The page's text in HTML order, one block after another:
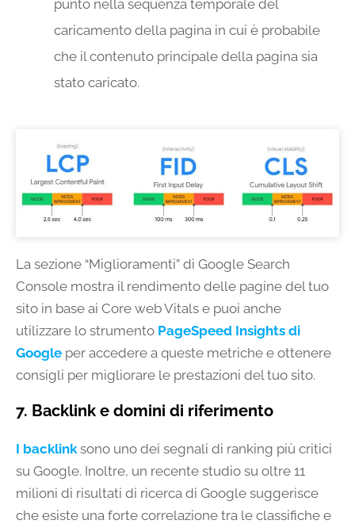
punto nella sequenza temporale del
caricamento della pagina in cui è probabile
che il contenuto principale della pagina sia
stato caricato.
La sezione “Miglioramenti” di Google Search
Console mostra il rendimento delle pagine del tuo
sito in base ai Core web Vitals e puoi anche
utilizzare lo strumento PageSpeed ​​Insights di
Google per accedere a queste metriche e ottenere
consigli per migliorare le prestazioni del tuo sito.
7. Backlink e domini di riferimento
I backlink sono uno dei segnali di ranking più critici
su Google. Inoltre, un recente studio su oltre 11
milioni di risultati di ricerca di Google suggerisce
che esiste una forte correlazione tra le classifiche e